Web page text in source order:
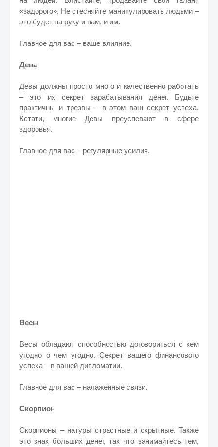
«задорого». Не стесняйте манипулировать людьми –
это будет на руку и вам, и им.
Главное для вас – ваше влияние.
Дева
Девы должны просто много и качественно работать
– это их секрет зарабатывания денег. Будьте
практичны и трезвы – в этом ваш секрет успеха.
Кстати, многие Девы преуспевают в сфере
здоровья.
Главное для вас – регулярные усилия.
Весы
Весы обладают способностью договориться с кем
угодно о чем угодно. Секрет вашего финансового
успеха – в вашей дипломатии.
Главное для вас – налаженные связи.
Скорпион
Скорпионы – натуры страстные и скрытные. Также
это знак больших денег, так что занимайтесь тем,